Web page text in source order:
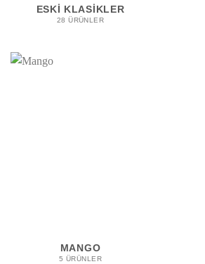
ESKI KLASIKLER
28 ÜRÜNLER
MANGO
5 ÜRÜNLER